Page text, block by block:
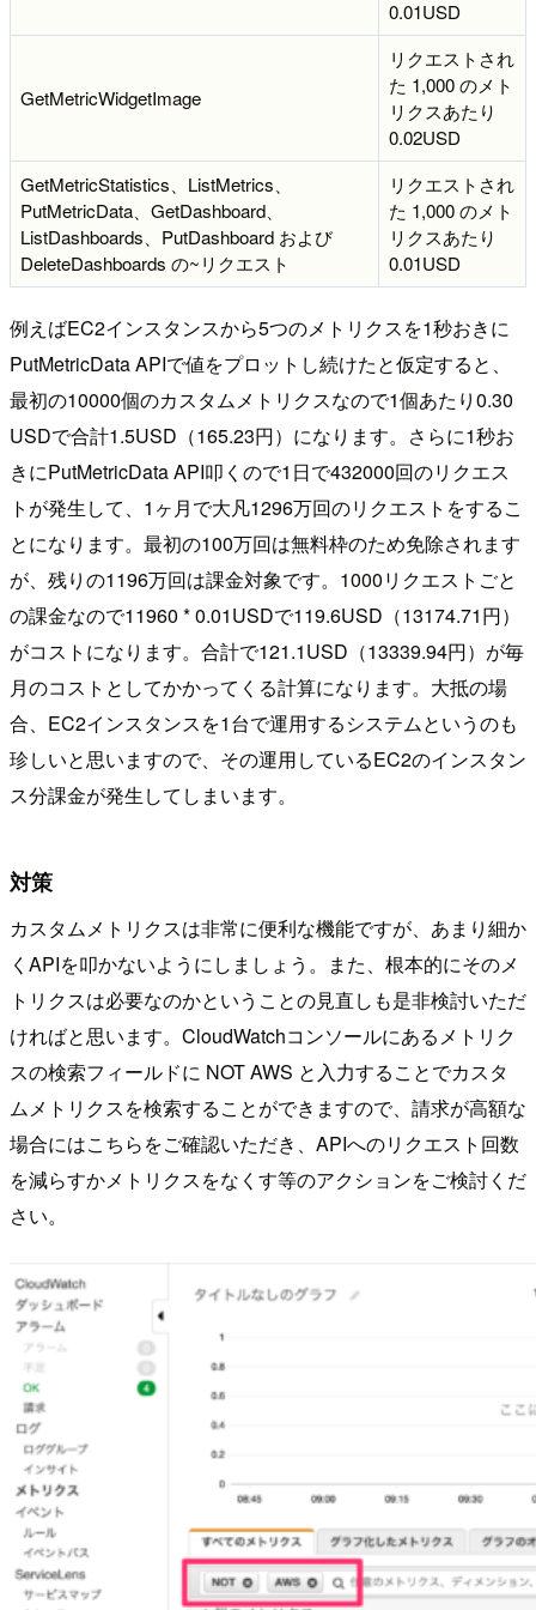
0.01USD
GetMetricWidgetImage
リクエストされ
た 1,000 のメト
リクスあたり
0.02USD
GetMetricStatistics、ListMetrics、
PutMetricData、GetDashboard、
ListDashboards、PutDashboard および
DeleteDashboards の~リクエスト
リクエストされ
た 1,000 のメト
リクスあたり
0.01USD
例えばEC2インスタンスから5つのメトリクスを1秒おきに
PutMetricData APIで値をプロットし続けたと仮定すると、
最初の10000個のカスタムメトリクスなので1個あたり0.30
USDで合計1.5USD（165.23円）になります。さらに1秒お
きにPutMetricData API叩くので1日で432000回のリクエス
トが発生して、1ヶ月で大凡1296万回のリクエストをするこ
とになります。最初の100万回は無料枠のため免除されます
が、残りの1196万回は課金対象です。1000リクエストごと
の課金なので11960 * 0.01USDで119.6USD（13174.71円）
がコストになります。合計で121.1USD（13339.94円）が毎
月のコストとしてかかってくる計算になります。大抵の場
合、EC2インスタンスを1台で運用するシステムというのも
珍しいと思いますので、その運用しているEC2のインスタン
ス分課金が発生してしまいます。
対策
カスタムメトリクスは非常に便利な機能ですが、あまり細か
くAPIを叩かないようにしましょう。また、根本的にそのメ
トリクスは必要なのかということの見直しも是非検討いただ
ければと思います。CloudWatchコンソールにあるメトリク
スの検索フィールドに NOT AWS と入力することでカスタ
ムメトリクスを検索することができますので、請求が高額な
場合にはこちらをご確認いただき、APIへのリクエスト回数
を減らすかメトリクスをなくす等のアクションをご検討くだ
さい。